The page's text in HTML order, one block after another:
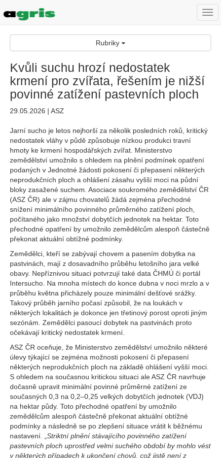
Rubriky
Kvůli suchu hrozí nedostatek
krmení pro zvířata, řešením je nižší
povinné zatížení pastevních ploch
29.05.2026 | ASZ
Jarní sucho je letos nejhorší za několik posledních roků, kritický
nedostatek vláhy v půdě způsobuje nízkou produkci travní
hmoty ke krmení hospodářských zvířat. Ministerstvo
zemědělství umožnilo s ohledem na plnění podmínek opatření
podaných v Jednotné žádosti pokosení či přepasení některých
neprodukčních ploch a ohlášení zásahu vyšší moci na půdní
bloky zasažené suchem. Asociace soukromého zemědělství ČR
(ASZ ČR) ale v zájmu chovatelů žádá zejména přechodné
snížení minimálního povinného průměrného zatížení ploch,
počítaného jako množství dobytčích jednotek na hektar. Toto
přechodné opatření by umožnilo zemědělcům alespoň částečně
překonat aktuální obtížné podmínky.
Zemědělci, kteří se zabývají chovem a pasením dobytka na
pastvinách, mají z dosavadního průběhu letošního jara velké
obavy. Nepříznivou situaci potvrzují také data ČHMÚ či portál
Intersucho. Na mnoha místech do konce dubna v noci mrzlo a v
průběhu května přicházely pouze minimální dešťové srážky.
Takový průběh jarního počasí způsobil, že na loukách v
některých lokalitách je dokonce jen třetinový porost oproti jiným
sezónám. Zemědělci pasoucí dobytek na pastvinách proto
očekávají kritický nedostatek krmení.
ASZ ČR oceňuje, že Ministerstvo zemědělství umožnilo některé
úlevy týkající se zejména možnosti pokosení či přepasení
některých neprodukčních ploch na základě ohlášení vyšší moci.
S ohledem na současnou kritickou situaci ale ASZ ČR navrhuje
dočasně upravit minimální povinné průměrné zatížení ze
současných 0,3 na 0,2–0,25 velkých dobytčích jednotek (VDJ)
na hektar půdy. Toto přechodné opatření by umožnilo
zemědělcům alespoň částečně překonat aktuální obtížné
podmínky a následně se po zlepšení situace vrátit k běžnému
nastavení. „ Striktní plnění stávajícího povinného zatížení
pastevních ploch uprostřed velmi suchého období by mohlo vést
v některých případech k ukončení chovů, což jistě není z